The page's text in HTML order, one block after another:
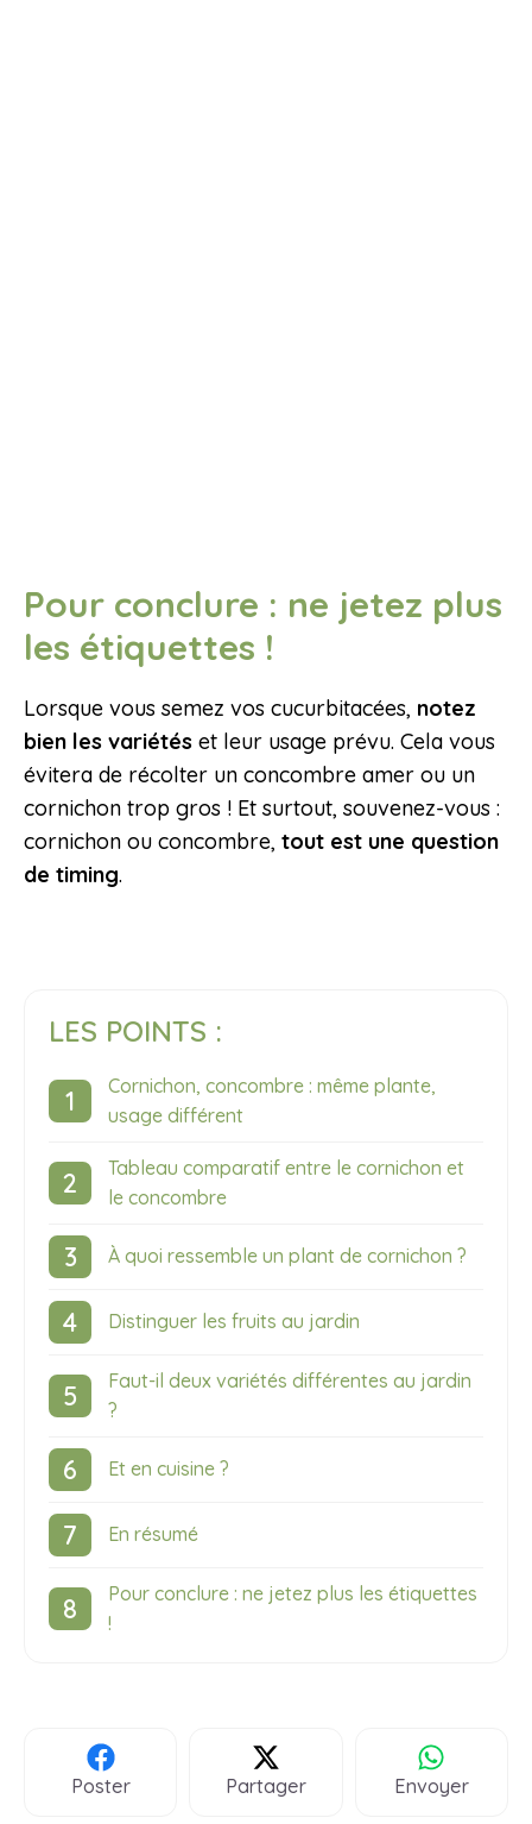
Pour conclure : ne jetez plus
les étiquettes !
Lorsque vous semez vos cucurbitacées, notez
bien les variétés et leur usage prévu. Cela vous
évitera de récolter un concombre amer ou un
cornichon trop gros ! Et surtout, souvenez-vous :
cornichon ou concombre, tout est une question
de timing.
LES POINTS :
Cornichon, concombre : même plante,
usage différent
Tableau comparatif entre le cornichon et
le concombre
À quoi ressemble un plant de cornichon ?
Distinguer les fruits au jardin
Faut-il deux variétés différentes au jardin
?
Et en cuisine ?
En résumé
Pour conclure : ne jetez plus les étiquettes
!
Poster Partager Envoyer